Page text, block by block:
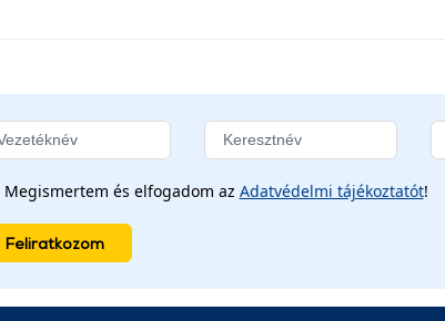
Megismertem és elfogadom az Adatvédelmi tájékoztatót!
Feliratkozom